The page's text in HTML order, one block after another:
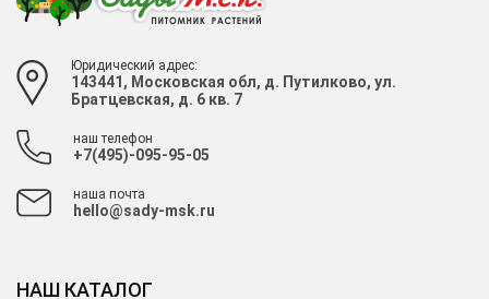
Юридический адрес:
143441, Московская обл, д. Путилково, ул.
Братцевская, д. 6 кв. 7
наш телефон
+7(495)-095-95-05
наша почта
hello@sady-msk.ru
НАШ КАТАЛОГ